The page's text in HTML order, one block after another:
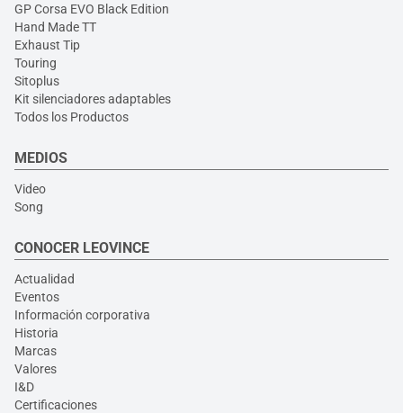
GP Corsa EVO Black Edition
Hand Made TT
Exhaust Tip
Touring
Sitoplus
Kit silenciadores adaptables
Todos los Productos
MEDIOS
Video
Song
CONOCER LEOVINCE
Actualidad
Eventos
Información corporativa
Historia
Marcas
Valores
I&D
Certificaciones